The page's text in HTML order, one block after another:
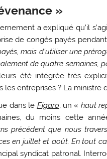
»
a expliqué qu’il
de congés payés
mais d’utiliser une
de quatre semaines,
été intégrée très
entreprises ? La ministre
dans le Figaro, un « haut
du moins cette
précédent que nous
en juillet et août. En tout
syndicat patronal.